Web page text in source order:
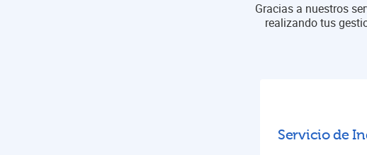
Gracias a nuestros
realizando tus
Servicio de